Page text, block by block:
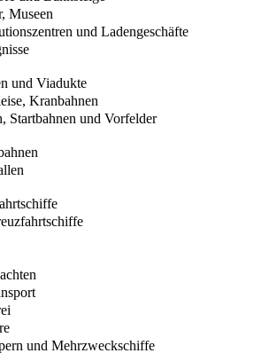
Museen
und Ladengeschäfte
und Viadukte
Kranbahnen
Startbahnen und Vorfelder
und Mehrzweckschiffe